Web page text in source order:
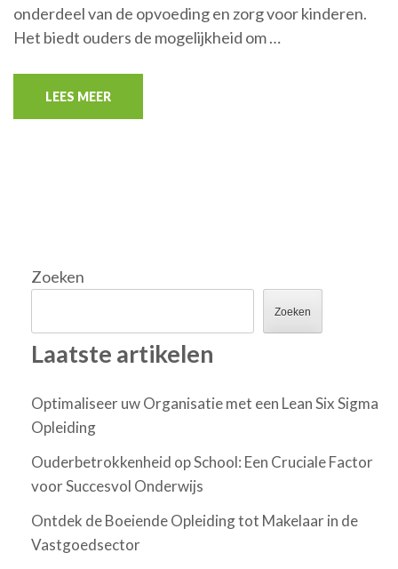
onderdeel van de opvoeding en zorg voor kinderen.
Het biedt ouders de mogelijkheid om …
LEES MEER
Zoeken
Zoeken
Laatste artikelen
Optimaliseer uw Organisatie met een Lean Six Sigma
Opleiding
Ouderbetrokkenheid op School: Een Cruciale Factor
voor Succesvol Onderwijs
Ontdek de Boeiende Opleiding tot Makelaar in de
Vastgoedsector